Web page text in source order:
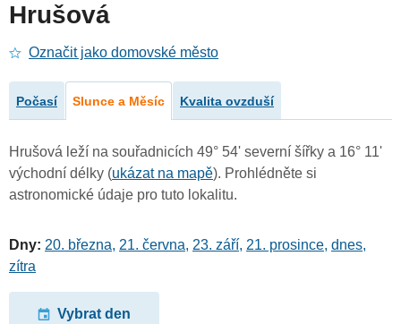
Hrušová
Označit jako domovské město
Počasí Slunce a Měsíc Kvalita ovzduší
Hrušová leží na souřadnicích 49° 54' severní šířky a 16° 11'
východní délky (ukázat na mapě). Prohlédněte si
astronomické údaje pro tuto lokalitu.
Dny: 20. března, 21. června, 23. září, 21. prosince, dnes,
zítra
Vybrat den